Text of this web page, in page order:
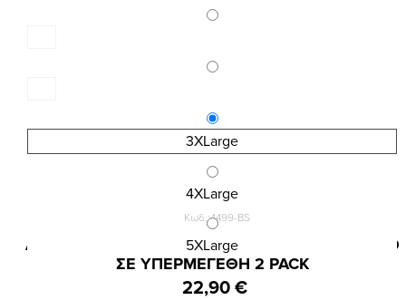
3XLarge
4XLarge
5XLarge
Κωδ.:4499-BS
ΑΝΔΡΙΚΟ BOXER INIZIO ΜΕ ΕΣΩΤΕΡΙΚΟ ΛΑΣΤΙΧΟ
ΣΕ ΥΠΕΡΜΕΓΕΘΗ 2 PACK
22,90 €